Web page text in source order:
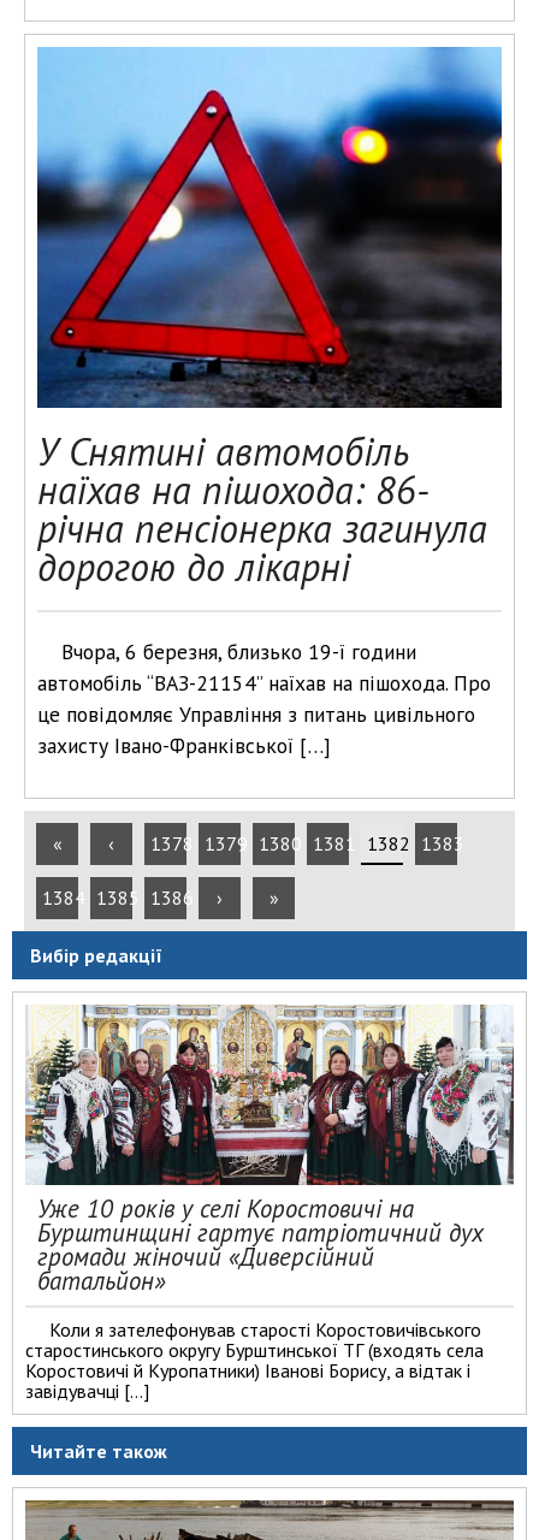
У Снятині автомобіль
наїхав на пішохода: 86-
річна пенсіонерка загинула
дорогою до лікарні
Вчора, 6 березня, близько 19-ї години
автомобіль “ВАЗ-21154” наїхав на пішохода. Про
це повідомляє Управління з питань цивільного
захисту Івано-Франківської […]
« ‹ 1378 1379 1380 1381 1382 1383
1384 1385 1386 › »
Вибір редакції
Уже 10 років у селі Коростовичі на
Бурштинщині гартує патріотичний дух
громади жіночий «Диверсійний
батальйон»
Коли я зателефонував старості Коростовичівського
старостинського округу Бурштинської ТГ (входять села
Коростовичі й Куропатники) Іванові Борису, а відтак і
завідувачці […]
Читайте також